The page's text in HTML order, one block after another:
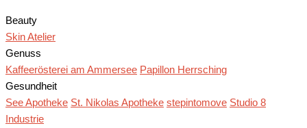
Beauty
Skin Atelier
Genuss
Kaffeerösterei am Ammersee Papillon Herrsching
Gesundheit
See Apotheke St. Nikolas Apotheke stepintomove Studio 8
Industrie